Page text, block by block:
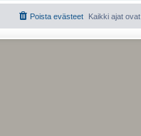
Kaikki ajat ovat
Poista evästeet